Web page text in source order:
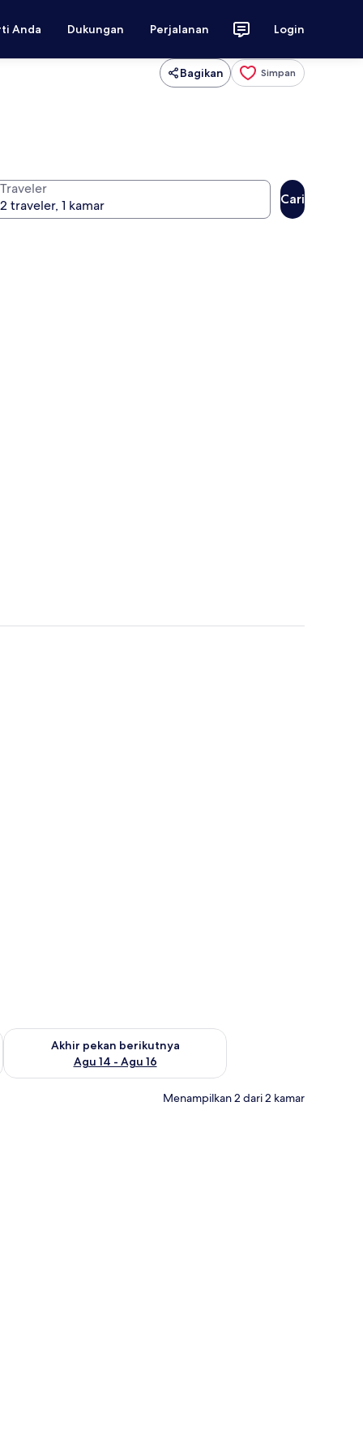
Anda Dukungan Perjalanan Login
Bagikan Simpan
Traveler
Cari
Agu 7 - Agu 9
Akhir pekan berikutnya
Agu 14 - Agu 16
Periksa ketersediaan untuk akhir pekan berikutnya Agu 14 -
Menampilkan 2 dari 2 kamar